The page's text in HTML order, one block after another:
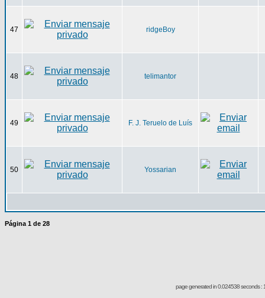
47 ridgeBoy
48 telimantor
49 F. J. Teruelo de Luís
50 Yossarian
Página 1 de 28
page generated in 0.024538 seconds :